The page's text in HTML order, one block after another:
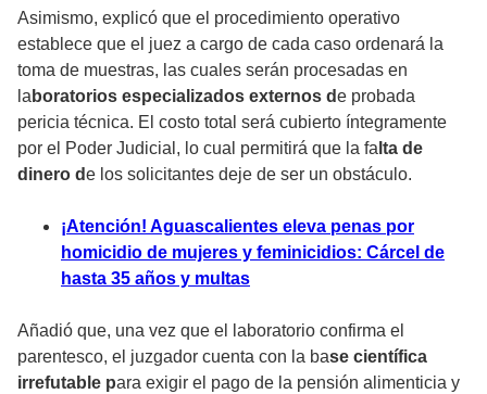
Asimismo, explicó que el procedimiento operativo
establece que el juez a cargo de cada caso ordenará la
toma de muestras, las cuales serán procesadas en
la boratorios especializados externos de probada
pericia técnica. El costo total será cubierto íntegramente
por el Poder Judicial, lo cual permitirá que la fa lta de
dinero de los solicitantes deje de ser un obstáculo.
¡Atención! Aguascalientes eleva penas por
homicidio de mujeres y feminicidios: Cárcel de
hasta 35 años y multas
Añadió que, una vez que el laboratorio confirma el
parentesco, el juzgador cuenta con la base científica
irrefutable para exigir el pago de la pensión alimenticia y